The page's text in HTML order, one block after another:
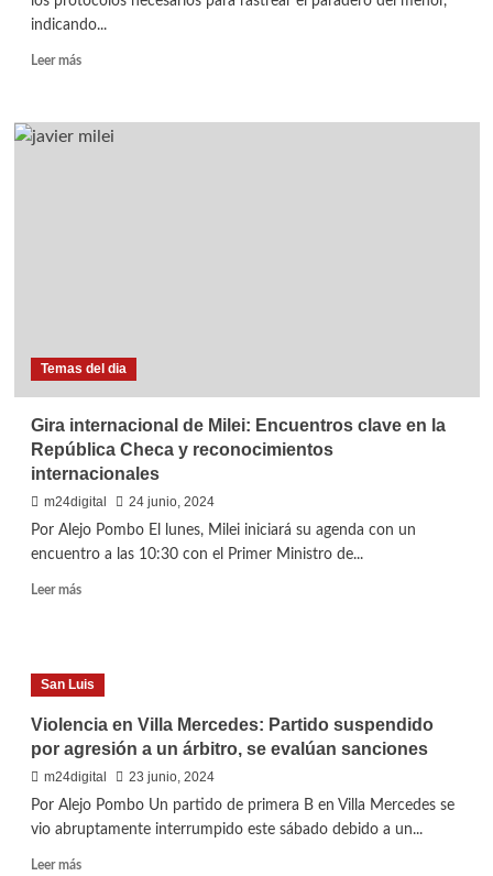
y
privatizaciones
indicando...
Leer másLeer
Patricia
Bullrich
Temas del dia
Gira internacional de Milei: Encuentros clave en la
República Checa y reconocimientos
internacionales
m24digital
24 junio, 2024
Por Alejo Pombo El lunes, Milei iniciará su agenda con un
encuentro a las 10:30 con el Primer Ministro de...
Leer másLeer
internacional
de
Encuentros
clave
en
la
República
Checa
y
San Luis
Violencia en Villa Mercedes: Partido suspendido
por agresión a un árbitro, se evalúan sanciones
m24digital
23 junio, 2024
Por Alejo Pombo Un partido de primera B en Villa Mercedes se
vio abruptamente interrumpido este sábado debido a un...
Leer másLeer